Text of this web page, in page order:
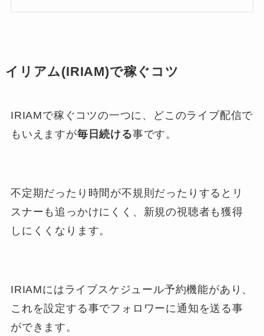
イリアム(IRIAM)で稼ぐコツ
IRIAMで稼ぐコツの一つに、どこのライブ配信で
もいえますが毎日続ける事です。
不定期だったり時間が不規則だったりするとリ
スナーも追っかけにくく、新規の視聴者も獲得
しにくくなります。
IRIAMにはライブスケジュール予約機能があり、
これを設定する事でフォロワーに通知を送る事
ができます。